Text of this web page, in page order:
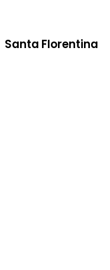
Santa Florentina